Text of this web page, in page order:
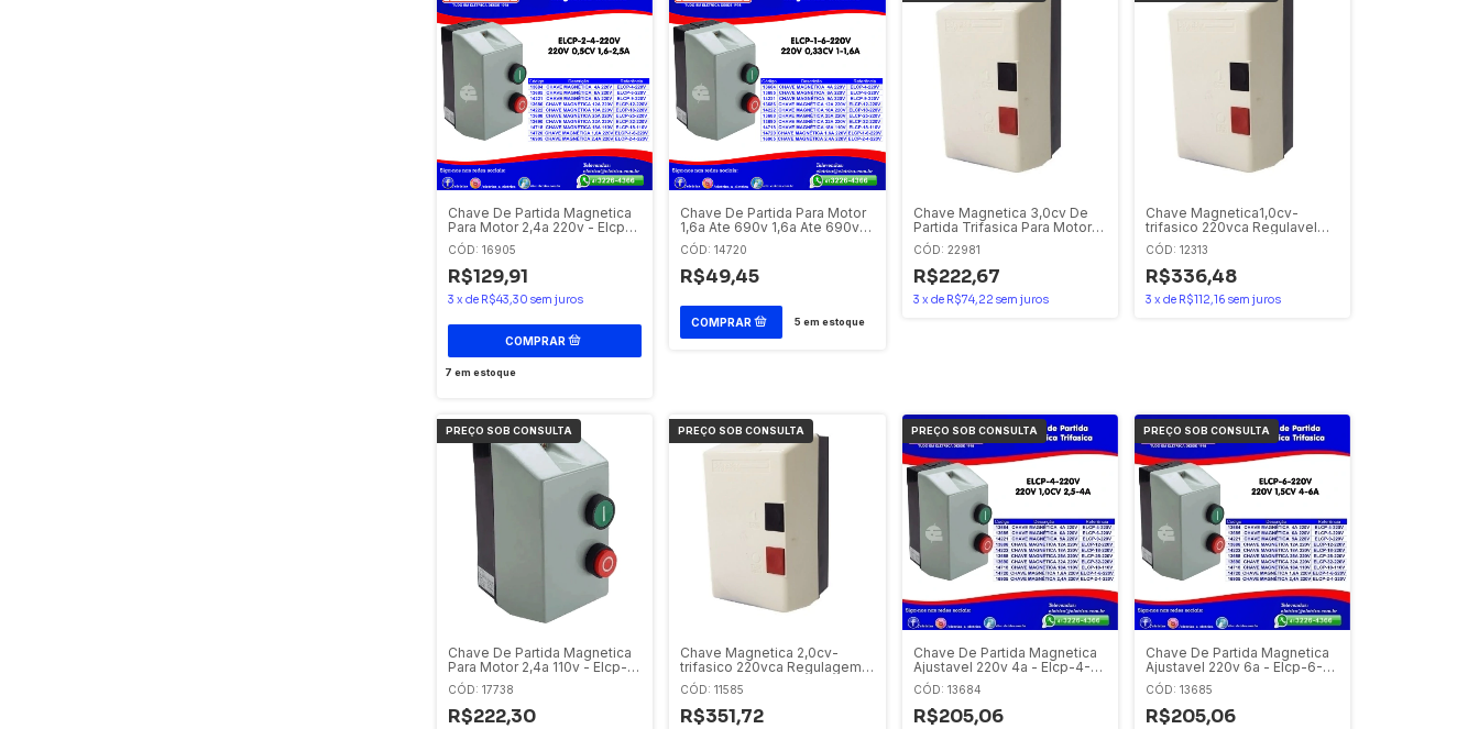
Chave De Partida Magnetica
Para Motor 2,4a 220v - Elcp-
2-4-220v Eletromec / Eaton
CÓD: 16905
R$129,91
3 x de R$43,30 sem juros
7 em estoque
Chave De Partida Para Motor
1,6a Ate 690v 1,6a Ate 690v -
Elcp-1-6-220v Eletromec /
Eaton
CÓD: 14720
R$49,45
5 em estoque
Chave Magnetica 3,0cv De
Partida Trifasica Para Motor
380v 9a Reg. 6 A 10a Eaton
CÓD: 22981
R$222,67
3 x de R$74,22 sem juros
Chave Magnetica1,0cv-
trifasico 220vca Regulavel
2,5-4a Ip65 Le1e1cv220m7
Schneideir
CÓD: 12313
R$336,48
3 x de R$112,16 sem juros
Chave De Partida Magnetica
Para Motor 2,4a 110v - Elcp-2-
4-110v Eletromec / Eaton
CÓD: 17738
R$222,30
Chave Magnetica 2,0cv-
trifasico 220vca Regulagem
5.5-8a Ip65 Le1e2cv220m7
Schneider
CÓD: 11585
R$351,72
Chave De Partida Magnetica
Ajustavel 220v 4a - Elcp-4-
220v Eletromec / Eaton
CÓD: 13684
R$205,06
Chave De Partida Magnetica
Ajustavel 220v 6a - Elcp-6-
220v Eletromec / Eaton
CÓD: 13685
R$205,06